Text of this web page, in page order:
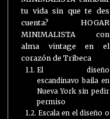
tu vida sin que te des
cuenta? HOGAR
MINIMALISTA con
alma vintage en el
corazón de Tribeca
El diseño
escandinavo baila en
Nueva York sin pedir
permiso
Escala en el diseño o